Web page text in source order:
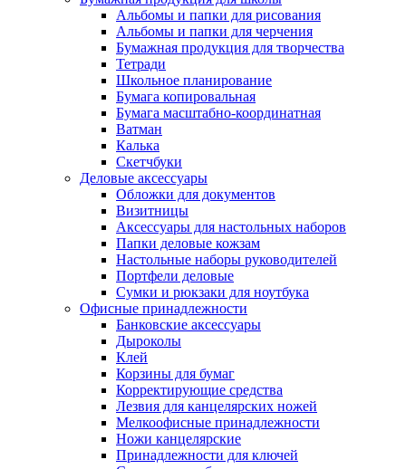
Альбомы и папки для рисования
Альбомы и папки для черчения
Бумажная продукция для творчества
Тетради
Школьное планирование
Бумага копировальная
Бумага масштабно-координатная
Ватман
Калька
Скетчбуки
Деловые аксессуары
Обложки для документов
Визитницы
Аксессуары для настольных наборов
Папки деловые кожзам
Настольные наборы руководителей
Портфели деловые
Сумки и рюкзаки для ноутбука
Офисные принадлежности
Банковские аксессуары
Дыроколы
Клей
Корзины для бумаг
Корректирующие средства
Лезвия для канцелярских ножей
Мелкоофисные принадлежности
Ножи канцелярские
Принадлежности для ключей